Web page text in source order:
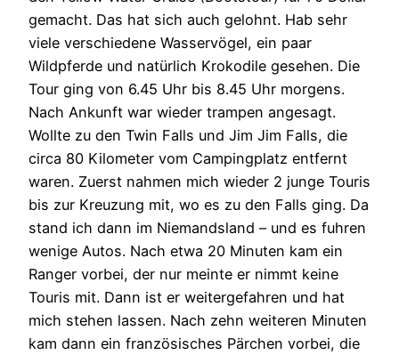
gemacht. Das hat sich auch gelohnt. Hab sehr
viele verschiedene Wasservögel, ein paar
Wildpferde und natürlich Krokodile gesehen. Die
Tour ging von 6.45 Uhr bis 8.45 Uhr morgens.
Nach Ankunft war wieder trampen angesagt.
Wollte zu den Twin Falls und Jim Jim Falls, die
circa 80 Kilometer vom Campingplatz entfernt
waren. Zuerst nahmen mich wieder 2 junge Touris
bis zur Kreuzung mit, wo es zu den Falls ging. Da
stand ich dann im Niemandsland – und es fuhren
wenige Autos. Nach etwa 20 Minuten kam ein
Ranger vorbei, der nur meinte er nimmt keine
Touris mit. Dann ist er weitergefahren und hat
mich stehen lassen. Nach zehn weiteren Minuten
kam dann ein französisches Pärchen vorbei, die